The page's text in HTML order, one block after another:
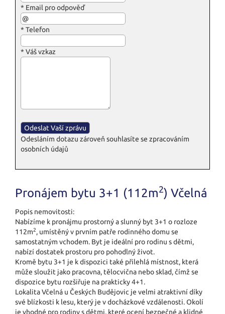
* Email pro odpověď
* Telefon
* Váš vzkaz
Odesláním dotazu zároveň souhlasíte se zpracováním
osobních údajů
Pronájem bytu 3+1 (112m2) Včelná
Popis nemovitosti:
Nabízíme k pronájmu prostorný a slunný byt 3+1 o rozloze
112m2, umístěný v prvním patře rodinného domu se
samostatným vchodem. Byt je ideální pro rodinu s dětmi,
nabízí dostatek prostoru pro pohodlný život.
Kromě bytu 3+1 je k dispozici také přilehlá místnost, která
může sloužit jako pracovna, tělocvična nebo sklad, čímž se
dispozice bytu rozšiřuje na prakticky 4+1.
Lokalita Včelná u Českých Budějovic je velmi atraktivní díky
své blízkosti k lesu, který je v docházkové vzdálenosti. Okolí
je vhodné pro rodiny s dětmi, které ocení bezpečné a klidné